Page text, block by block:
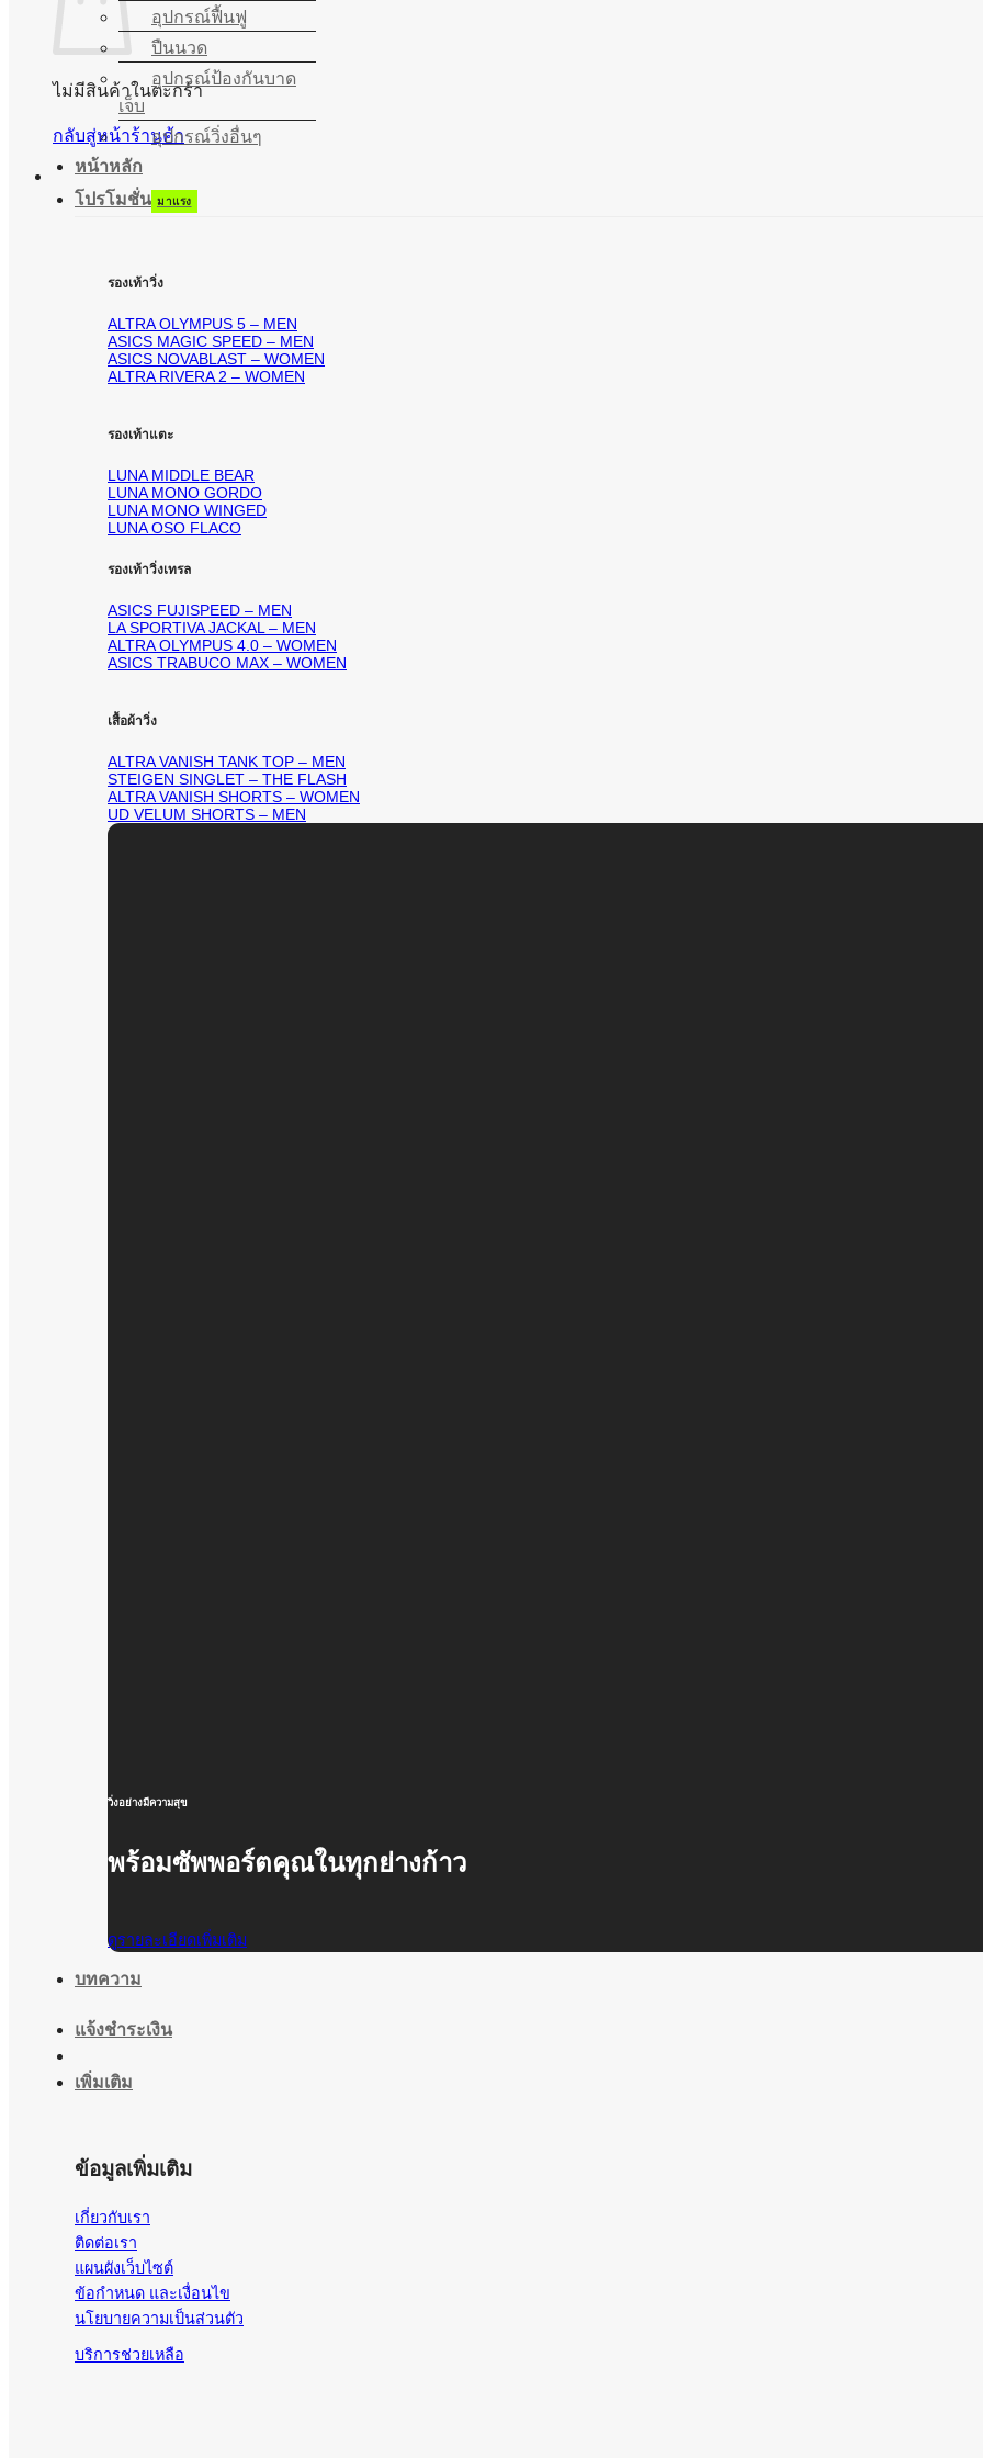
ไม่มีสินค้าในตะกร้า
กลับสู่หน้าร้านค้า
อุปกรณ์ฟื้นฟู
ปืนนวด
อุปกรณ์ป้องกันบาด
เจ็บ
อุปกรณ์วิ่งอื่นๆ
หน้าหลัก
โปรโมชั่น
รองเท้าวิ่ง
ALTRA OLYMPUS 5 – MEN
ASICS MAGIC SPEED – MEN
ASICS NOVABLAST – WOMEN
ALTRA RIVERA 2 – WOMEN
รองเท้าแตะ
LUNA MIDDLE BEAR
LUNA MONO GORDO
LUNA MONO WINGED
LUNA OSO FLACO
รองเท้าวิ่งเทรล
ASICS FUJISPEED – MEN
LA SPORTIVA JACKAL – MEN
ALTRA OLYMPUS 4.0 – WOMEN
ASICS TRABUCO MAX – WOMEN
เสื้อผ้าวิ่ง
ALTRA VANISH TANK TOP – MEN
STEIGEN SINGLET – THE FLASH
ALTRA VANISH SHORTS – WOMEN
UD VELUM SHORTS – MEN
วิ่งอย่างมีความสุข
พร้อมซัพพอร์ตคุณในทุกย่างก้าว
ดูรายละเอียดเพิ่มเติม
บทความ
แจ้งชำระเงิน
เพิ่มเติม
ข้อมูลเพิ่มเติม
เกี่ยวกับเรา
ติดต่อเรา
แผนผังเว็บไซต์
ข้อกำหนด และเงื่อนไข
นโยบายความเป็นส่วนตัว
บริการช่วยเหลือ